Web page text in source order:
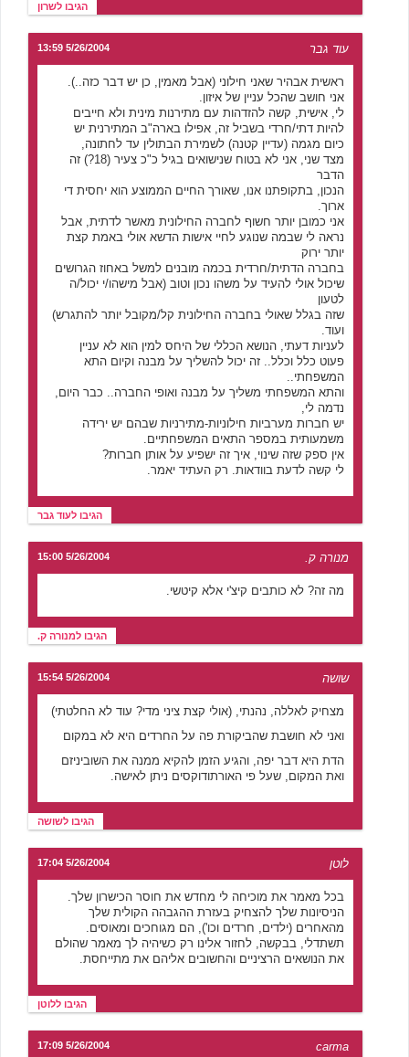
הגיבו לשרון
עוד גבר 5/26/2004 13:59
ראשית אבהיר שאני חילוני (אבל מאמין, כן יש דבר כזה..).
אני חושב שהכל עניין של איזון.
לי, אישית, קשה להזדהות עם מתירנות מינית ולא חייבים
להיות דתי/חרדי בשביל זה, אפילו בארה"ב המתירנית יש
כיום מגמה (עדיין קטנה) לשמירת הבתולין עד לחתונה,
מצד שני, אני לא בטוח שנישואים בגיל כ"כ צעיר (18?) זה
הדבר
הנכון, בתקופתנו אנו, שאורך החיים הממוצע הוא יחסית די
ארוך.
אני כמובן יותר חשוף לחברה החילונית מאשר לדתית, אבל
נראה לי שבמה שנוגע לחיי אישות הדשא אולי באמת קצת
יותר ירוק
בחברה הדתית/חרדית בכמה מובנים למשל באחוז הגרושים
שיכול אולי להעיד על משהו נכון וטוב (אבל מישהו/י יכול/ה
לטעון
שזה בגלל שאולי בחברה החילונית קל/מקובל יותר להתגרש)
ועוד.
לעניות דעתי, הנושא הכללי של היחס למין הוא לא עניין
פעוט כלל וכלל.. זה יכול להשליך על מבנה וקיום התא
המשפחתי..
והתא המשפחתי משליך על מבנה ואופי החברה.. כבר היום,
נדמה לי,
יש חברות מערביות חילוניות-מתירניות שבהם יש ירידה
משמעותית במספר התאים המשפחתיים.
אין ספק שזה שינוי, איך זה ישפיע על אותן חברות?
לי קשה לדעת בוודאות. רק העתיד יאמר.
הגיבו לעוד גבר
מנורה ק. 5/26/2004 15:00
מה זה? לא כותבים קיצ'י אלא קיטשי.
הגיבו למנורה ק.
שושה 5/26/2004 15:54
מצחיק לאללה, נהנתי, (אולי קצת ציני מדי? עוד לא החלטתי)
ואני לא חושבת שהביקורת פה על החרדים היא לא במקום
הדת היא דבר יפה, והגיע הזמן להקיא ממנה את השוביניזם
ואת המקום, שעל פי האורתודוקסים ניתן לאישה.
הגיבו לשושה
לוטן 5/26/2004 17:04
בכל מאמר את מוכיחה לי מחדש את חוסר הכישרון שלך.
הניסיונות שלך להצחיק בעזרת ההגבהה הקולית שלך
מהאחרים (ילדים, חרדים וכו'), הם מגוחכים ומאוסים.
תשתדלי, בבקשה, לחזור אלינו רק כשיהיה לך מאמר שהולם
את הנושאים הרציניים והחשובים אליהם את מתייחסת.
הגיבו ללוטן
carma
5/26/2004 17:09